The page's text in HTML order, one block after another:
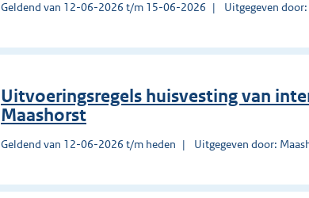
Geldend van 12-06-2026 t/m 15-06-2026 Uitgegeven
Uitvoeringsregels huisvesting van
Maashorst
Geldend van 12-06-2026 t/m heden Uitgegeven door: